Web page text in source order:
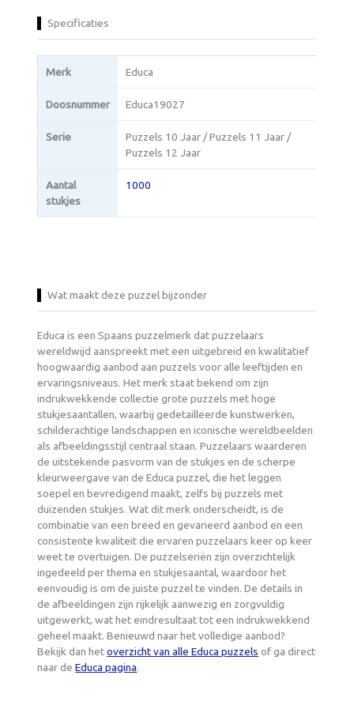
Specificaties
Merk Educa
Doosnummer Educa19027
Serie
Puzzels 10 Jaar / Puzzels 11 Jaar /
Puzzels 12 Jaar
Aantal
stukjes
1000
Wat maakt deze puzzel bijzonder
Educa is een Spaans puzzelmerk dat puzzelaars
wereldwijd aanspreekt met een uitgebreid en kwalitatief
hoogwaardig aanbod aan puzzels voor alle leeftijden en
ervaringsniveaus. Het merk staat bekend om zijn
indrukwekkende collectie grote puzzels met hoge
stukjesaantallen, waarbij gedetailleerde kunstwerken,
schilderachtige landschappen en iconische wereldbeelden
als afbeeldingsstijl centraal staan. Puzzelaars waarderen
de uitstekende pasvorm van de stukjes en de scherpe
kleurweergave van de Educa puzzel, die het leggen
soepel en bevredigend maakt, zelfs bij puzzels met
duizenden stukjes. Wat dit merk onderscheidt, is de
combinatie van een breed en gevarieerd aanbod en een
consistente kwaliteit die ervaren puzzelaars keer op keer
weet te overtuigen. De puzzelseriën zijn overzichtelijk
ingedeeld per thema en stukjesaantal, waardoor het
eenvoudig is om de juiste puzzel te vinden. De details in
de afbeeldingen zijn rijkelijk aanwezig en zorgvuldig
uitgewerkt, wat het eindresultaat tot een indrukwekkend
geheel maakt. Benieuwd naar het volledige aanbod?
Bekijk dan hetoverzicht van alle Educa puzzels of ga direct
naar deEduca pagina.